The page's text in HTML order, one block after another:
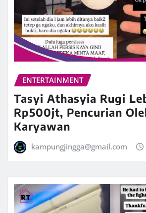
ENTERTAINMENT
Tasyi Athasyia Rugi
Rp500jt, Pencurian
Karyawan
kampungjingga@gmail.com